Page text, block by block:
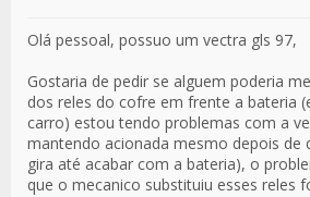
Olá pessoal, possuo um vectra gls 97,
Gostaria de pedir se alguem poderia
dos reles do cofre em frente a bateria
carro) estou tendo problemas com a
mantendo acionada mesmo depois de
gira até acabar com a bateria), o
que o mecanico substituiu esses reles